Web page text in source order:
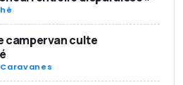
campervan culte